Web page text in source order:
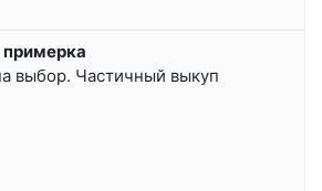
примерка
выбор. Частичный выкуп